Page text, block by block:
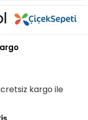
kargo ile